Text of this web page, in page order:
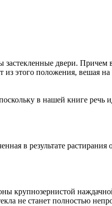
двери. Причем
этого положения, вешая
в нашей книге речь
в результате
крупнозернистой
не станет полностью